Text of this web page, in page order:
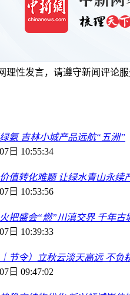
理性发言，请遵守新闻评论
氨 吉林小城产品远航“五洲”
日 10:55:34
值转化难题 让绿水青山永续
日 10:53:56
把盛会“燃”川滇交界 千年古
日 10:39:33
｜节令）立秋云淡天高远 不负
日 09:47:02